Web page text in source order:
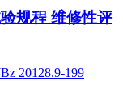
规程 维修性评
20128.9-199